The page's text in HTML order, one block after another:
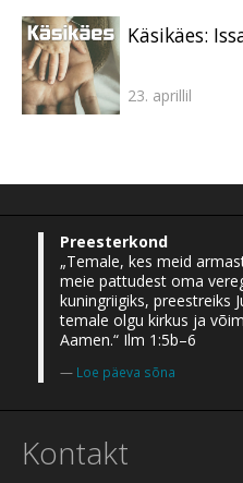
Käsikäes:
23. aprillil
Preesterkond
„Temale, kes meid
meie pattudest oma
kuningriigiks, preestreiks
temale olgu kirkus ja
Aamen.“ Ilm 1:5b–6
Loe päeva sõna
Kontakt